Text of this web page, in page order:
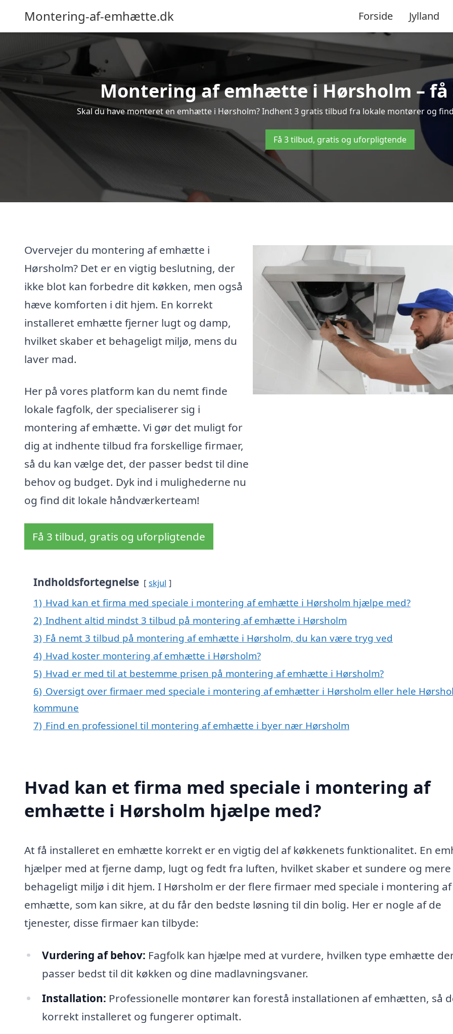
Montering-af-emhætte.dk Forside Jylland
Montering af emhætte i Hørsholm –
Skal du have monteret en emhætte i Hørsholm? Indhent 3 gratis tilbud fra lokale montører og
Få 3 tilbud, gratis og uforpligtende
Overvejer du montering af emhætte i
Hørsholm? Det er en vigtig beslutning, der
ikke blot kan forbedre dit køkken, men også
hæve komforten i dit hjem. En korrekt
installeret emhætte fjerner lugt og damp,
hvilket skaber et behageligt miljø, mens du
laver mad.
Her på vores platform kan du nemt finde
lokale fagfolk, der specialiserer sig i
montering af emhætte. Vi gør det muligt for
dig at indhente tilbud fra forskellige firmaer,
så du kan vælge det, der passer bedst til dine
behov og budget. Dyk ind i mulighederne nu
og find dit lokale håndværkerteam!
Få 3 tilbud, gratis og uforpligtende
Indholdsfortegnelse skjul
1) Hvad kan et firma med speciale i montering af emhætte i Hørsholm hjælpe med?
2) Indhent altid mindst 3 tilbud på montering af emhætte i Hørsholm
3) Få nemt 3 tilbud på montering af emhætte i Hørsholm, du kan være tryg ved
4) Hvad koster montering af emhætte i Hørsholm?
5) Hvad er med til at bestemme prisen på montering af emhætte i Hørsholm?
6) Oversigt over firmaer med speciale i montering af emhætter i Hørsholm eller hele
kommune
7) Find en professionel til montering af emhætte i byer nær Hørsholm
Hvad kan et firma med speciale i montering af
emhætte i Hørsholm hjælpe med?
At få installeret en emhætte korrekt er en vigtig del af køkkenets funktionalitet. En
hjælper med at fjerne damp, lugt og fedt fra luften, hvilket skaber et sundere og mere
behageligt miljø i dit hjem. I Hørsholm er der flere firmaer med speciale i montering af
emhætte, som kan sikre, at du får den bedste løsning til din bolig. Her er nogle af de
tjenester, disse firmaer kan tilbyde:
Vurdering af behov: Fagfolk kan hjælpe med at vurdere, hvilken type emhætte
passer bedst til dit køkken og dine madlavningsvaner.
Installation: Professionelle montører kan forestå installationen af emhætten, så
korrekt installeret og fungerer optimalt.